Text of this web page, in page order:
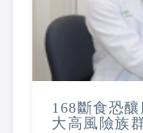
168斷食恐
大高風險族